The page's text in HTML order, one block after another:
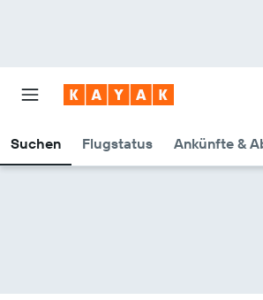
Suchen Flugstatus Ankünfte &